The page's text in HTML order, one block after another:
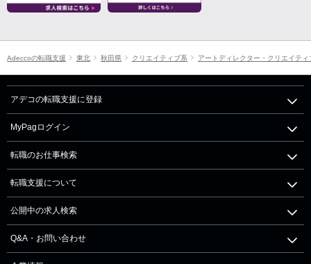
Adeccoの転職支援 東北 秋田県 クリエイティブ系 アートディレクター・クリエイテ
アデコの転職支援に登録
MyPagログイン
転職のお仕事検索
転職支援について
公開中の求人検索
Q&A・お問い合わせ